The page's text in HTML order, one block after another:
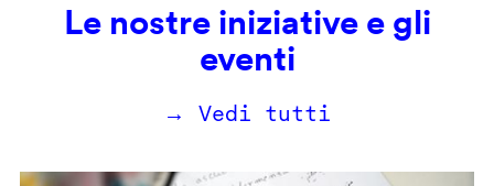
Le nostre iniziative e gli
eventi
→ Vedi tutti